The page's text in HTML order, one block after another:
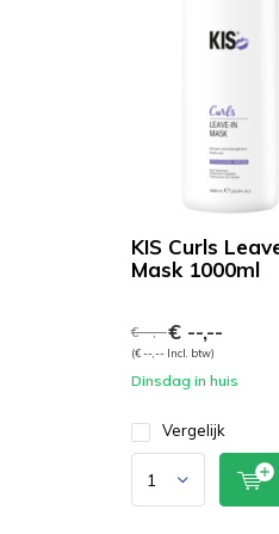
KIS Curls
Mask 1000ml
€ --,--€ --,--
(€ --,-- Incl. btw)
Dinsdag in huis
Vergelijk